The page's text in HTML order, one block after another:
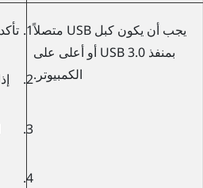
يجب أن يكون كبل USB متصلاً
بمنفذ USB 3.0 أو أعلى على
الكمبيوتر.